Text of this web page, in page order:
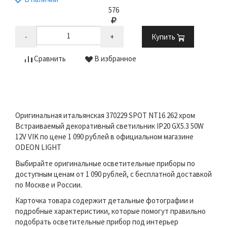
576
- + Купить
Сравнить В избранное
Оригинальная итальянская 370229 SPOT NT16 262 хром
Встраиваемый декоративный светильник IP20 GX5.3 50W
12V VIK по цене 1 090 рублей в официальном магазине
ODEON LIGHT
Выбирайте оригинальные осветительные приборы по
доступным ценам от 1 090 рублей, с бесплатной доставкой
по Москве и России.
Карточка товара содержит детальные фотографии и
подробные характеристики, которые помогут правильно
подобрать осветительные прибор под интерьер